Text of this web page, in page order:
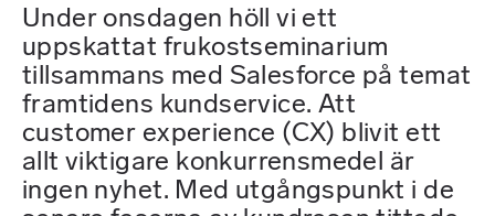
Under onsdagen höll vi ett
uppskattat frukostseminarium
tillsammans med Salesforce på temat
framtidens kundservice. Att
customer experience (CX) blivit ett
allt viktigare konkurrensmedel är
ingen nyhet. Med utgångspunkt i de